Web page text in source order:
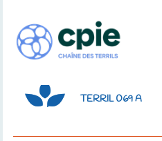
TERRIL 069 A